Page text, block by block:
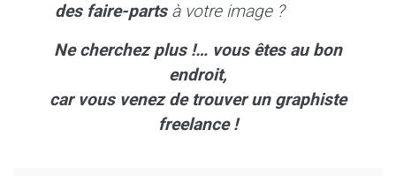
des faire-partsà votre image ?
Ne cherchez plus !… vous êtes au bon
endroit,
car vous venez de trouver un graphiste
freelance !